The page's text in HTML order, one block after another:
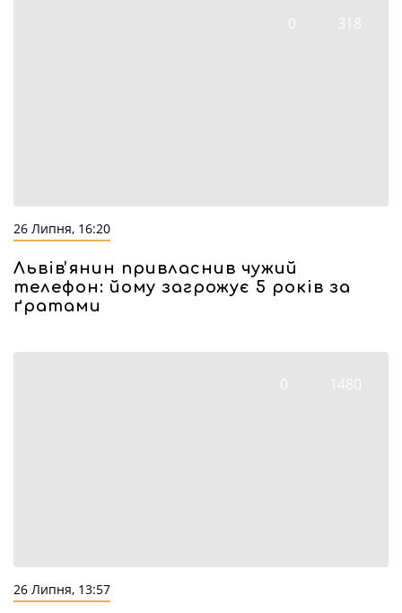
0 318
26 Липня, 16:20
Львівʼянин привласнив чужий
телефон: йому загрожує 5 років за
ґратами
0 1480
26 Липня, 13:57